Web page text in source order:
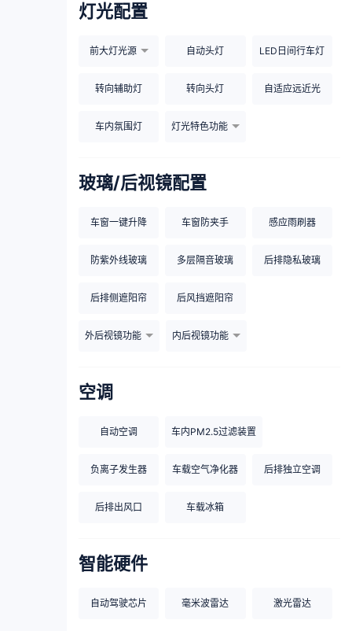
灯光配置
前大灯光源 自动头灯 LED日间行车灯
转向辅助灯 转向头灯 自适应远近光
车内氛围灯 灯光特色功能
玻璃/后视镜配置
车窗一键升降 车窗防夹手 感应雨刷器
防紫外线玻璃 多层隔音玻璃 后排隐私玻璃
后排侧遮阳帘 后风挡遮阳帘
外后视镜功能 内后视镜功能
空调
自动空调 车内PM2.5过滤装置
负离子发生器 车载空气净化器 后排独立空调
后排出风口 车载冰箱
智能硬件
自动驾驶芯片 毫米波雷达 激光雷达